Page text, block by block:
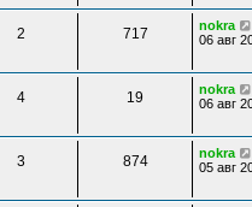
2 717
nokra
06 авг
4 19
nokra
06 авг
3 874
nokra
05 авг